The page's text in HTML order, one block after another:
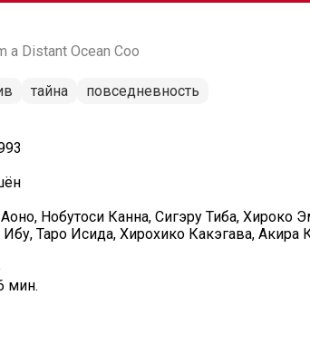
a Distant Ocean Coo
тайна повседневность
Нобутоси Канна, Сигэру Тиба, Хироко
Ибу, Таро Исида, Хирохико Какэгава, Акира
мин.